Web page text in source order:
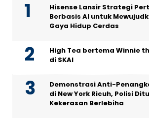
Hisense Lansir Strategi
Berbasis AI untuk
Gaya Hidup Cerdas
High Tea bertema Winnie
di SKAI
Demonstrasi Anti-
di New York Ricuh, Polisi
Kekerasan Berlebiha